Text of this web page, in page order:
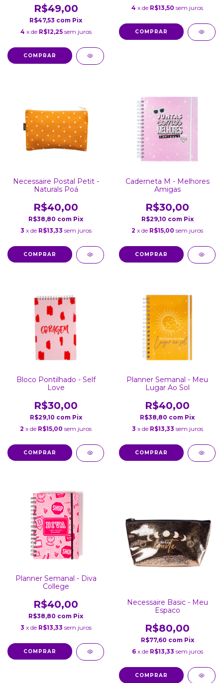
R$49,00
R$47,53 com Pix
4 x de R$12,25 sem juros
4 x de R$13,50 sem juros
Necessaire Postal Petit -
Naturals Poá
R$40,00
R$38,80 com Pix
3 x de R$13,33 sem juros
Caderneta M - Melhores
Amigas
R$30,00
R$29,10 com Pix
2 x de R$15,00 sem juros
Bloco Pontilhado - Self
Love
R$30,00
R$29,10 com Pix
2 x de R$15,00 sem juros
Planner Semanal - Meu
Lugar Ao Sol
R$40,00
R$38,80 com Pix
3 x de R$13,33 sem juros
Planner Semanal - Diva
College
R$40,00
R$38,80 com Pix
3 x de R$13,33 sem juros
Necessaire Basic - Meu
Espaco
R$80,00
R$77,60 com Pix
6 x de R$13,33 sem juros